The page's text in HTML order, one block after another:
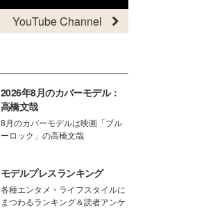
YouTube Channel
2026年8月のカバーモデル：
高橋文哉
8月のカバーモデルは映画「ブル
ーロック」の高橋文哉
モデルプレスランキング
各種エンタメ・ライフスタイルに
まつわるランキング＆読者アンケ